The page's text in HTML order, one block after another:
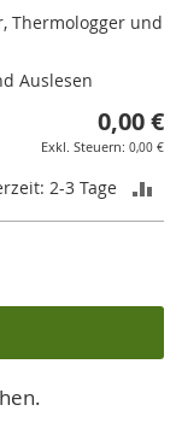
Thermologger und
Auslesen
0,00 €
0,00 €
2-3 Tage